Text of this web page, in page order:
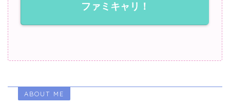
ファミキャリ！
ABOUT ME